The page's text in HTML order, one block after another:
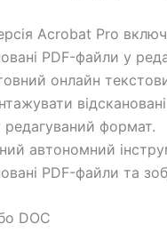
Acrobat Pro
PDF-файли у
онлайн
формат.
автономний
PDF-файли та
DOC